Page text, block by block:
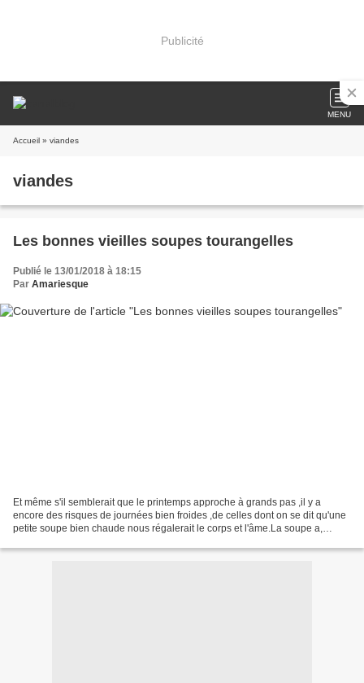
Publicité
MENU
Accueil » viandes
viandes
Les bonnes vieilles soupes tourangelles
Publié le 13/01/2018 à 18:15
Par Amariesque
Et même s'il semblerait que le printemps approche à grands pas ,il y a
encore des risques de journées bien froides ,de celles dont on se dit qu'une
petite soupe bien chaude nous régalerait le corps et l'âme.La soupe a,